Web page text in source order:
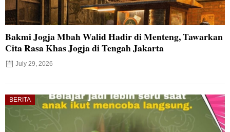
Bakmi Jogja Mbah Walid Hadir di Menteng, Tawarkan
Cita Rasa Khas Jogja di Tengah Jakarta
July 29, 2026
BERITA